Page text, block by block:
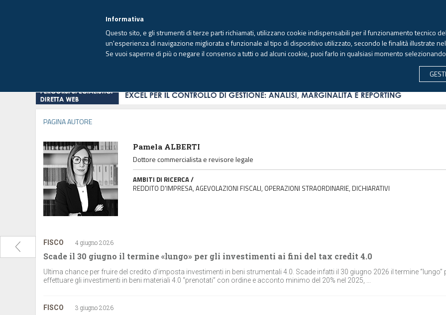
Sabato, 8 agosto 2026 -Aggiornato alle 6.00
PAGINA AUTORE
Pamela ALBERTI
Dottore commercialista e revisore legale
AMBITI DI RICERCA /
REDDITO D'IMPRESA, AGEVOLAZIONI FISCALI, OPERAZIONI STRAORDINARIE, DICHIARATIVI
FISCO 4 giugno 2026
Scade il 30 giugno il termine «lungo» per gli investimenti ai fini del tax credit 4.0
Ultima chance per fruire del credito d’imposta investimenti in beni strumentali 4.0. Scade infatti il 30 giugno 2026 il termine “lungo”
effettuare gli investimenti in beni materiali 4.0 “prenotati” con ordine e acconto minimo del 20% nel 2025, ...
FISCO 3 giugno 2026
Informativa
Questo sito, e gli strumenti di terze parti richiamati, utilizzano cookie indispensabili per il funzionamento tecnico
un'esperienza di navigazione migliorata e funzionale al tipo di dispositivo utilizzato, secondo le finalità illustrate
Se vuoi saperne di più o negare il consenso a tutti o ad alcuni cookie, puoi farlo in qualsiasi momento selezionando